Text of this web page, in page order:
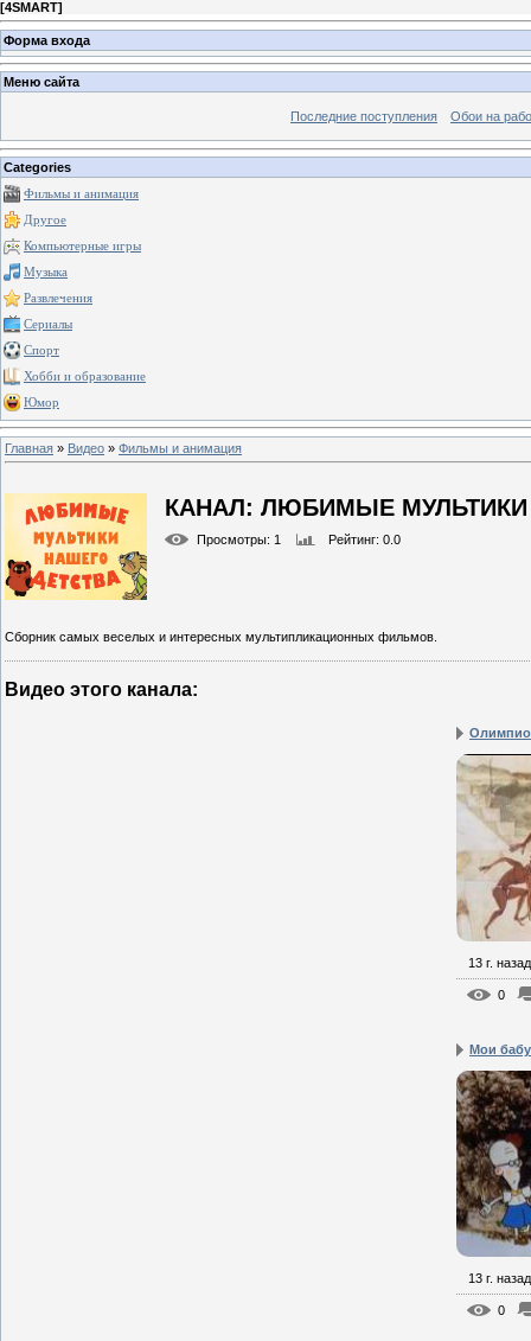
[4SMART]
Форма входа
Меню сайта
Последние поступления Обои на
Categories
Фильмы и анимация
Другое
Компьютерные игры
Музыка
Развлечения
Сериалы
Спорт
Хобби и образование
Юмор
Главная » Видео » Фильмы и анимация
КАНАЛ: ЛЮБИМЫЕ
Просмотры: 1 Рейтинг: 0.0
Сборник самых веселых и интересных мультипликационных фильмов.
Видео этого канала:
13 г. назад
0
Мои
13 г. назад
0